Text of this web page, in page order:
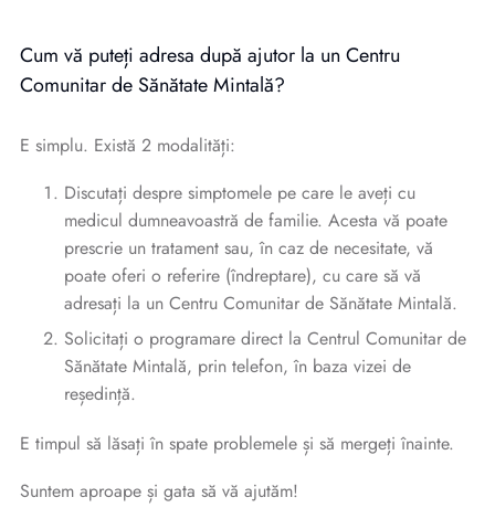
Cum vă puteți adresa după ajutor la un Centru
Comunitar de Sănătate Mintală?
E simplu. Există 2 modalități:
Discutați despre simptomele pe care le aveți cu
medicul dumneavoastră de familie. Acesta vă poate
prescrie un tratament sau, în caz de necesitate, vă
poate oferi o referire (îndreptare), cu care să vă
adresați la un Centru Comunitar de Sănătate Mintală.
Solicitați o programare direct la Centrul Comunitar de
Sănătate Mintală, prin telefon, în baza vizei de
reședință.
E timpul să lăsați în spate problemele și să mergeți înainte.
Suntem aproape și gata să vă ajutăm!